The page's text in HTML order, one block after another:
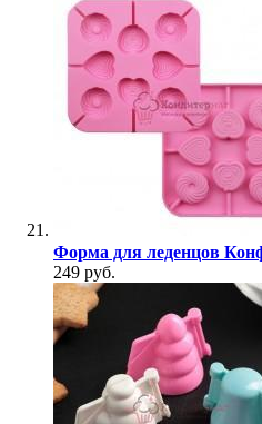
Форма для леденцов
249 руб.